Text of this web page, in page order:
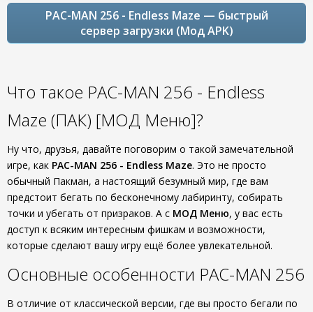
PAC-MAN 256 - Endless Maze — быстрый
сервер загрузки (Мод APK)
Что такое PAC-MAN 256 - Endless
Maze (ПАК) [МОД Меню]?
Ну что, друзья, давайте поговорим о такой замечательной
игре, как PAC-MAN 256 - Endless Maze. Это не просто
обычный Пакман, а настоящий безумный мир, где вам
предстоит бегать по бесконечному лабиринту, собирать
точки и убегать от призраков. А с МОД Меню, у вас есть
доступ к всяким интересным фишкам и возможности,
которые сделают вашу игру ещё более увлекательной.
Основные особенности PAC-MAN 256
В отличие от классической версии, где вы просто бегали по